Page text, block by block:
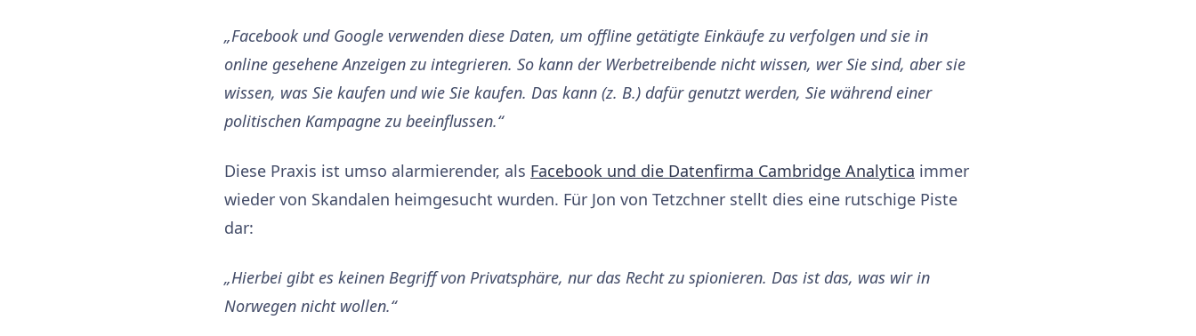
„Facebook und Google verwenden diese Daten, um offline getätigte Einkäufe zu verfolgen und sie in
online gesehene Anzeigen zu integrieren. So kann der Werbetreibende nicht wissen, wer Sie sind, aber sie
wissen, was Sie kaufen und wie Sie kaufen. Das kann (z. B.) dafür genutzt werden, Sie während einer
politischen Kampagne zu beeinflussen.“
Diese Praxis ist umso alarmierender, als Facebook und die Datenfirma Cambridge Analytica immer
wieder von Skandalen heimgesucht wurden. Für Jon von Tetzchner stellt dies eine rutschige Piste
dar:
„Hierbei gibt es keinen Begriff von Privatsphäre, nur das Recht zu spionieren. Das ist das, was wir in
Norwegen nicht wollen.“